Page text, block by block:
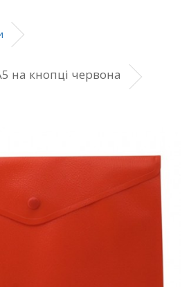
на кнопці червона